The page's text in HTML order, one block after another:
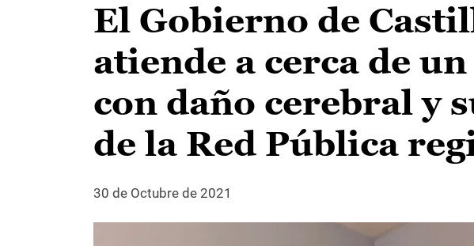
El Gobierno de
atiende a cerca de
con daño cerebral y
de la Red Pública
30 de Octubre de 2021